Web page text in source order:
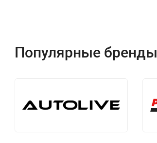
Популярные бренды